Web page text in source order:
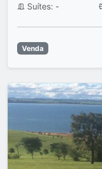
Suítes: -
Venda